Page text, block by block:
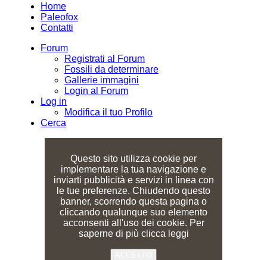
Home
Paleofox
Contatti
Forum
Registrati al Forum
Fossili da determinare
Gallerie immagini
Login al Forum
Log in
Modifica il tuo Profilo
Cerca
Questo sito utilizza cookie per
implementare la tua navigazione e
inviarti pubblicità e servizi in linea con
le tue preferenze. Chiudendo questo
banner, scorrendo questa pagina o
cliccando qualunque suo elemento
acconsenti all'uso dei cookie. Per
saperne di più clicca leggi